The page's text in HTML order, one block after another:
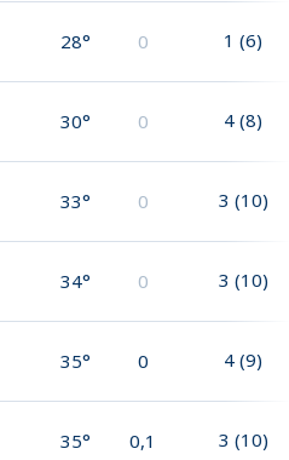
28° 0 1 (6)
30° 0 4 (8)
33° 0 3 (10)
34° 0 3 (10)
35° 0 4 (9)
35° 0,1 3 (10)